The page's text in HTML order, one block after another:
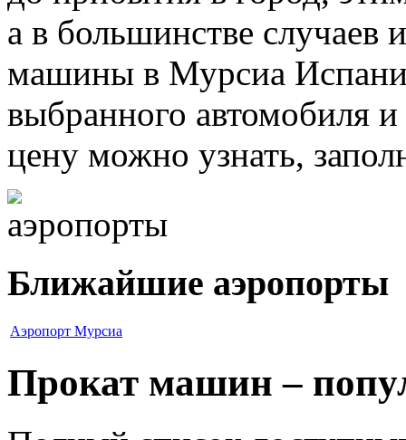
а в большинстве случаев
машины в Мурсиа
выбранного автомобиля
цену можно узнать,
Ближайшие аэропорты
Аэропорт Мурсиа
Прокат машин –